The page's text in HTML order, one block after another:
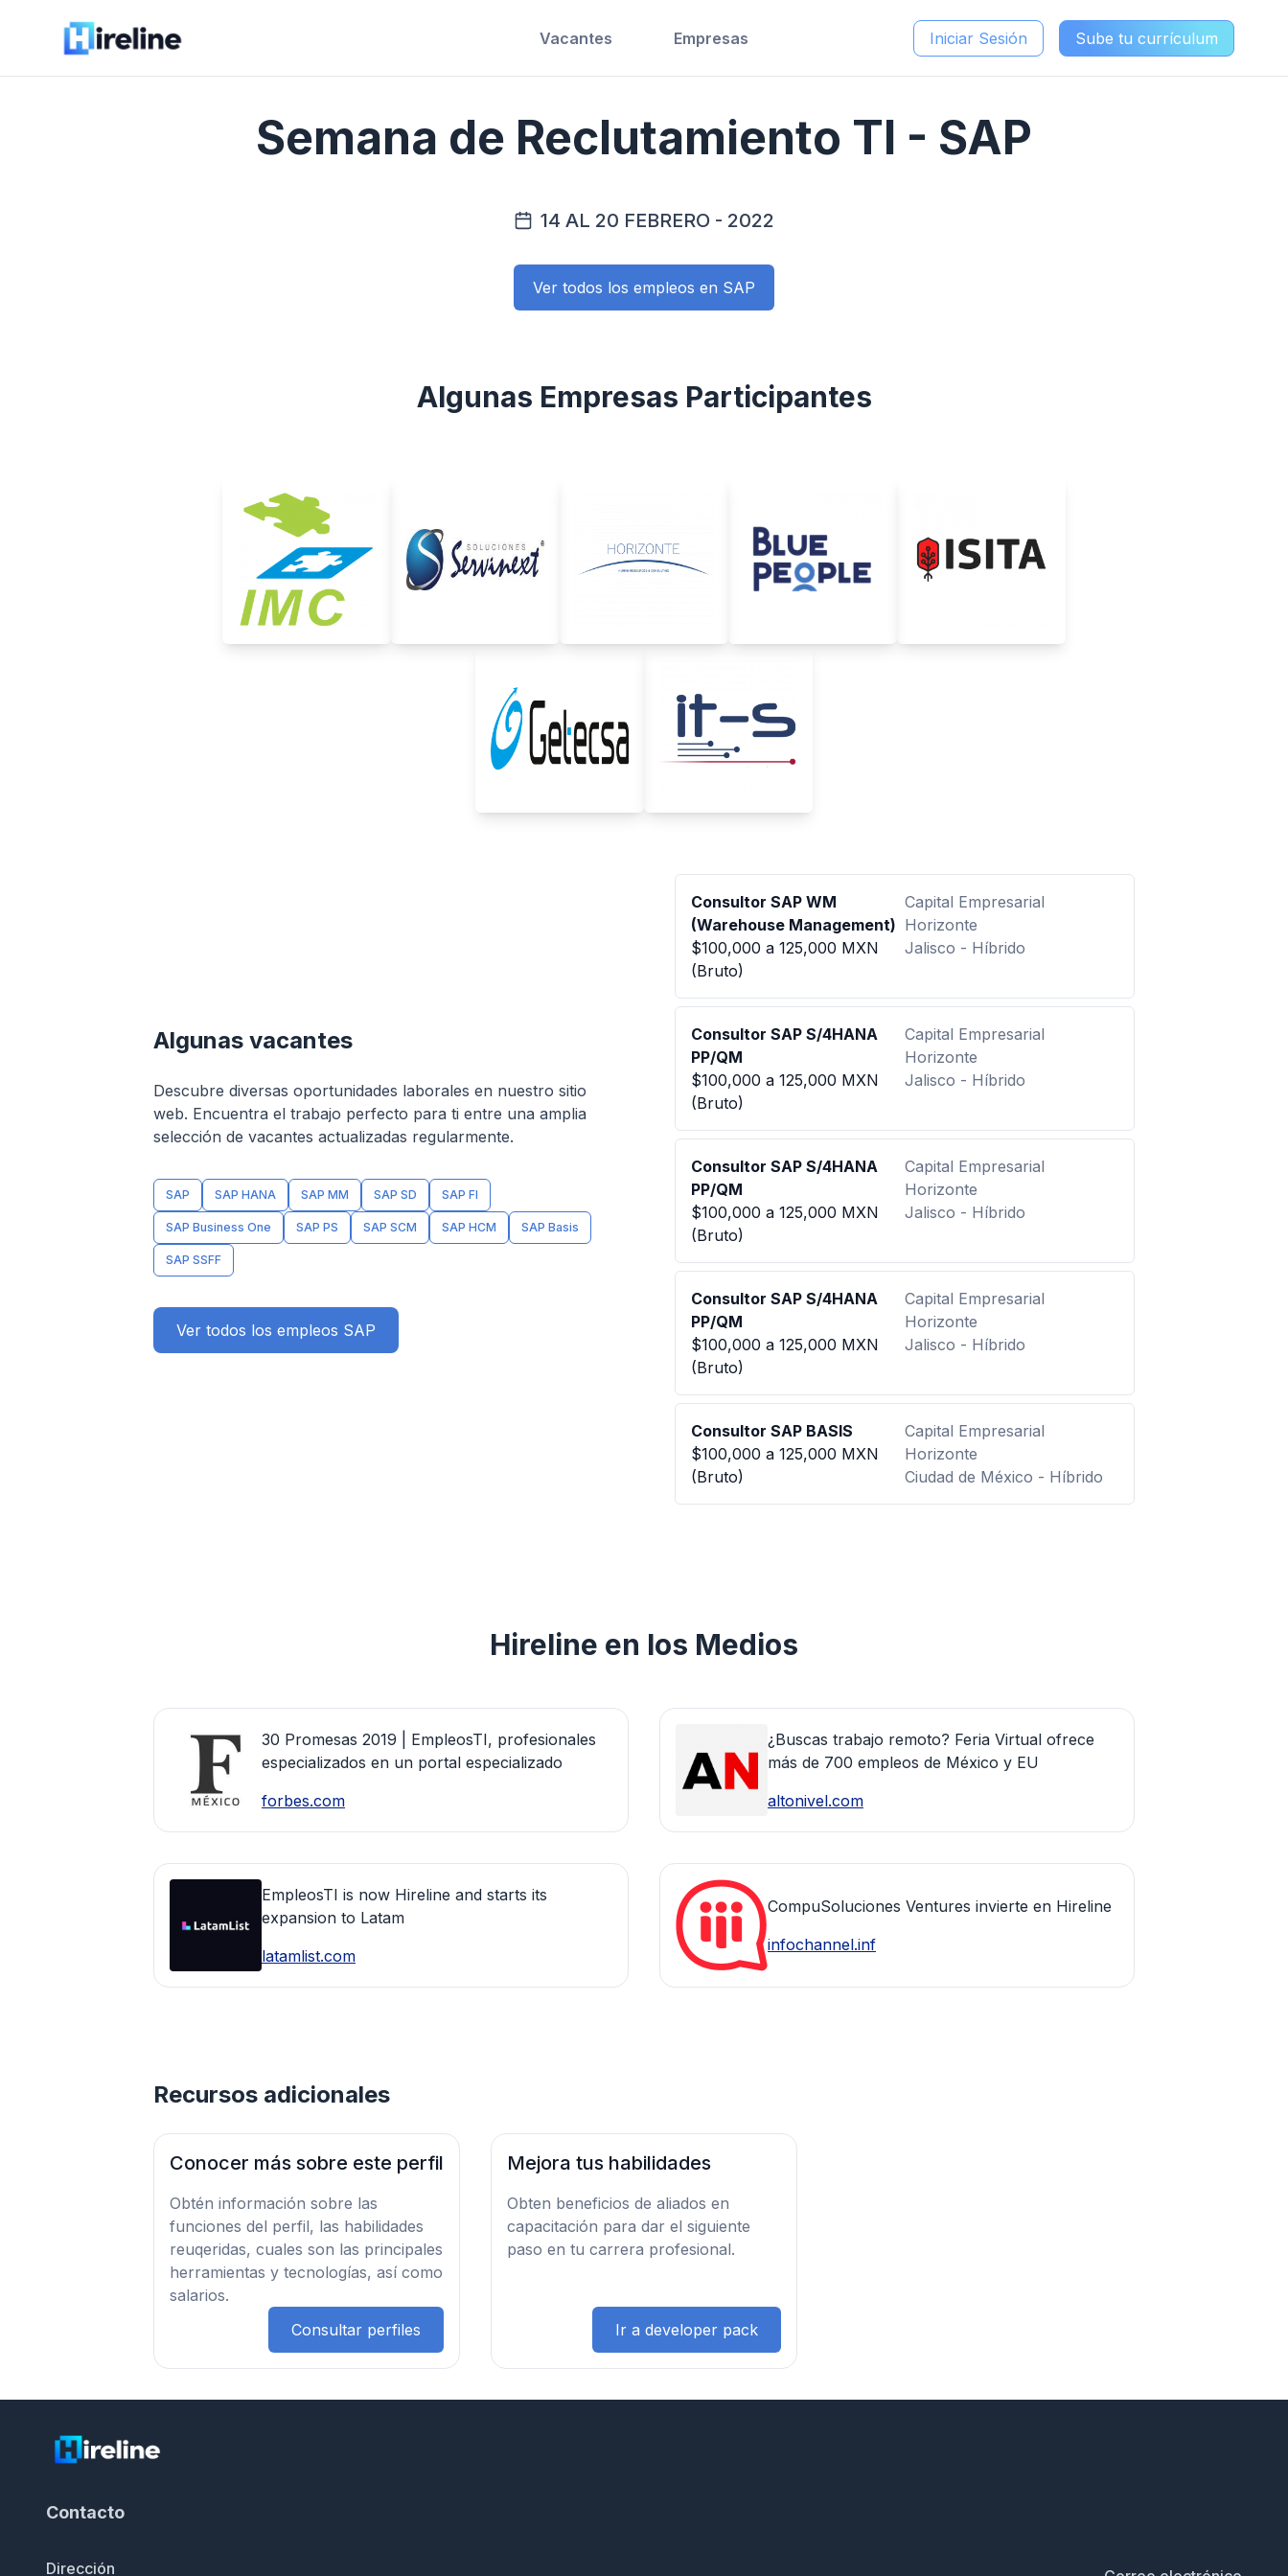
Vacantes Empresas Iniciar Sesión Sube tu currículum
Semana de Reclutamiento TI - SAP
14 AL 20 FEBRERO - 2022
Ver todos los empleos en SAP
Algunas Empresas Participantes
Algunas vacantes
Descubre diversas oportunidades laborales en nuestro sitio
web. Encuentra el trabajo perfecto para ti entre una amplia
selección de vacantes actualizadas regularmente.
SAP SAP HANA SAP MM SAP SD SAP FI
SAP Business One SAP PS SAP SCM SAP HCM SAP Basis
SAP SSFF
Ver todos los empleos SAP
Consultor SAP WM
(Warehouse Management)
$100,000 a 125,000 MXN
(Bruto)
Capital Empresarial
Horizonte
Jalisco - Híbrido
Consultor SAP S/4HANA
PP/QM
$100,000 a 125,000 MXN
(Bruto)
Capital Empresarial
Horizonte
Jalisco - Híbrido
Consultor SAP S/4HANA
PP/QM
$100,000 a 125,000 MXN
(Bruto)
Capital Empresarial
Horizonte
Jalisco - Híbrido
Consultor SAP S/4HANA
PP/QM
$100,000 a 125,000 MXN
(Bruto)
Capital Empresarial
Horizonte
Jalisco - Híbrido
Consultor SAP BASIS
$100,000 a 125,000 MXN
(Bruto)
Capital Empresarial
Horizonte
Ciudad de México - Híbrido
Hireline en los Medios
30 Promesas 2019 | EmpleosTI, profesionales
especializados en un portal especializado
forbes.com
¿Buscas trabajo remoto? Feria Virtual ofrece
más de 700 empleos de México y EU
altonivel.com
EmpleosTI is now Hireline and starts its
expansion to Latam
latamlist.com
CompuSoluciones Ventures invierte en Hireline
infochannel.inf
Recursos adicionales
Conocer más sobre este perfil
Obtén información sobre las
funciones del perfil, las habilidades
reuqeridas, cuales son las principales
herramientas y tecnologías, así como
salarios.
Consultar perfiles
Mejora tus habilidades
Obten beneficios de aliados en
capacitación para dar el siguiente
paso en tu carrera profesional.
Ir a developer pack
Contacto
Dirección